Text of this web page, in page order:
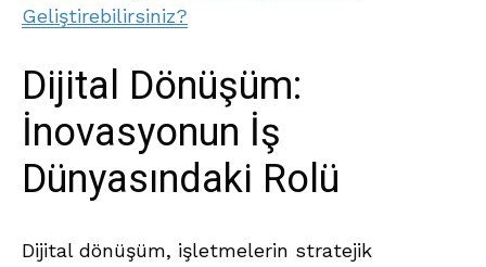
Geliştirebilirsiniz?
Dijital Dönüşüm:
İnovasyonun İş
Dünyasındaki Rolü
Dijital dönüşüm, işletmelerin stratejik